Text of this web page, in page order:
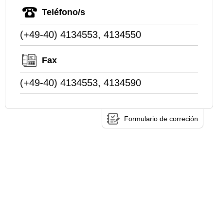
Teléfono/s
(+49-40) 4134553, 4134550
Fax
(+49-40) 4134553, 4134590
Formulario de correción